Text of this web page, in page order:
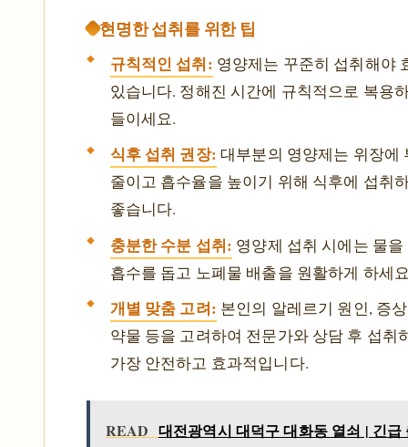
현명한 섭취를 위한 팁
규칙적인 섭취: 영양제는 꾸준히 섭취해야
있습니다. 정해진 시간에 규칙적으로 복용
들이세요.
식후 섭취 권장: 대부분의 영양제는 위장에
줄이고 흡수율을 높이기 위해 식후에 섭취
좋습니다.
충분한 수분 섭취: 영양제 섭취 시에는 물
흡수를 돕고 노폐물 배출을 원활하게 하세
개별 맞춤 고려: 본인의 알레르기 원인, 증
약물 등을 고려하여 전문가와 상담 후 섭취
가장 안전하고 효과적입니다.
READ 대전광역시 대덕구 대화동 열쇠 | 긴급